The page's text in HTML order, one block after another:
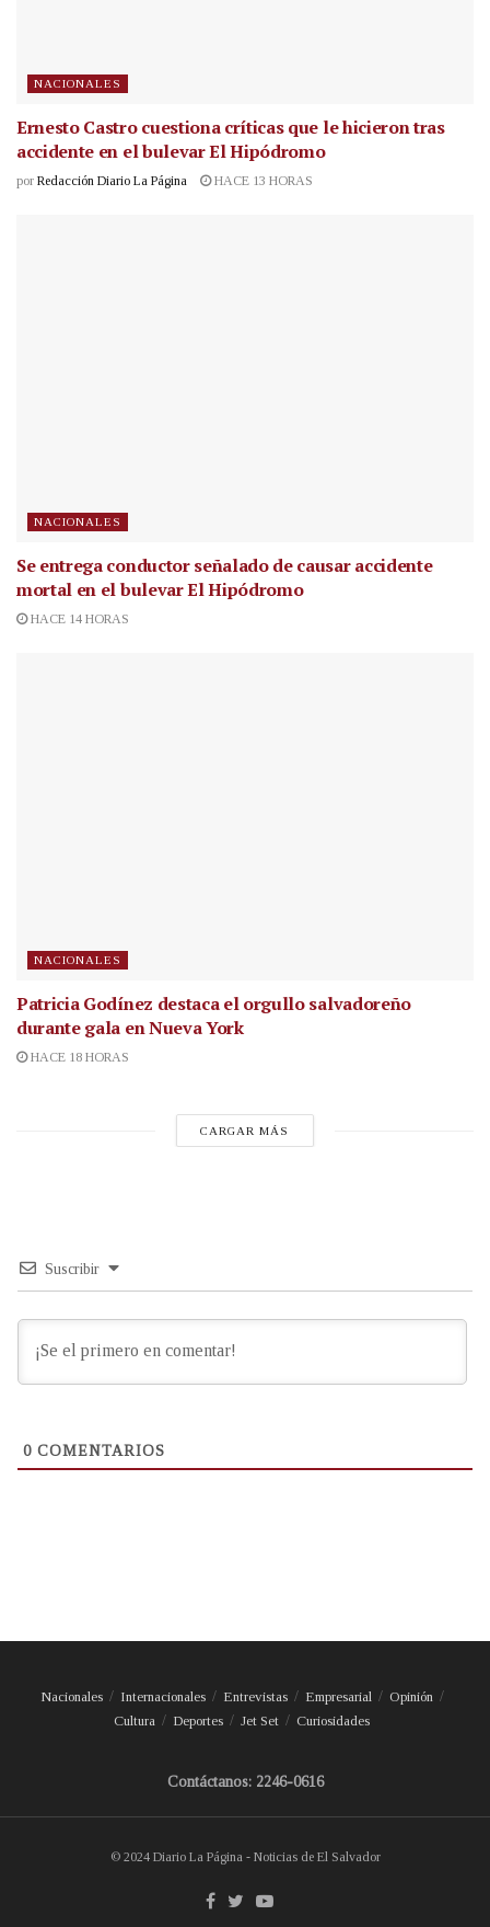
NACIONALES
Ernesto Castro cuestiona críticas que le hicieron tras
accidente en el bulevar El Hipódromo
por Redacción Diario La Página HACE 13 HORAS
NACIONALES
Se entrega conductor señalado de causar accidente
mortal en el bulevar El Hipódromo
HACE 14 HORAS
NACIONALES
Patricia Godínez destaca el orgullo salvadoreño
durante gala en Nueva York
HACE 18 HORAS
CARGAR MÁS
Suscribir
0 COMENTARIOS
Nacionales Internacionales Entrevistas Empresarial
Opinión
Cultura
Deportes Jet Set Curiosidades
Contáctanos: 2246-0616
© 2024 Diario La Página - Noticias de El Salvador